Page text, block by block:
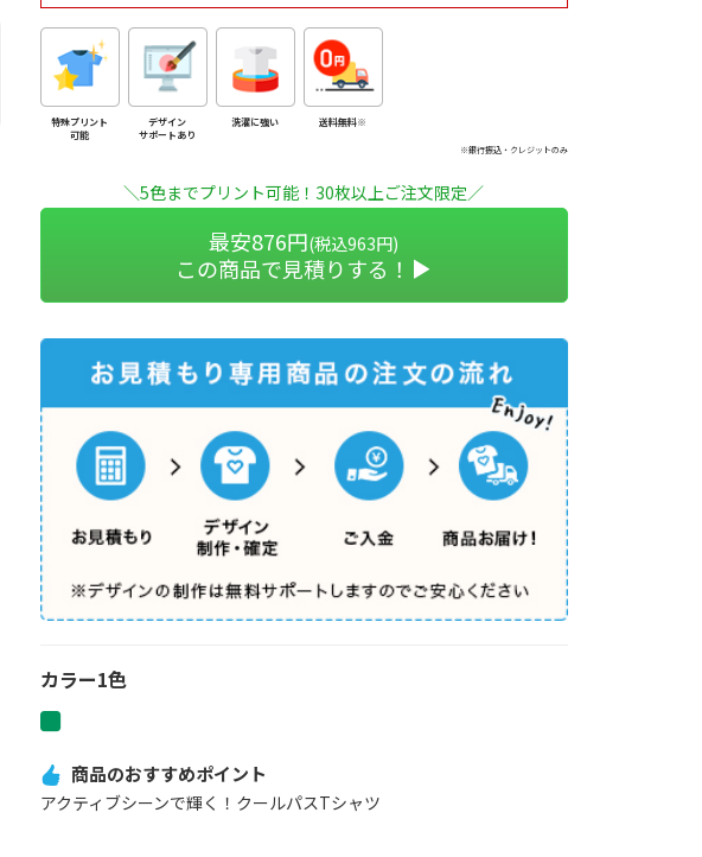
特殊プリント
可能
デザイン
サポートあり
洗濯に強い 送料無料※
※銀行振込・クレジットのみ
＼5色までプリント可能！30枚以上ご注文限定／
最安876円(税込963円)
この商品で見積りする！
カラー1色
商品のおすすめポイント
アクティブシーンで輝く！クールパスTシャツ